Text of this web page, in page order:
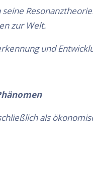
zur Welt.
und
als